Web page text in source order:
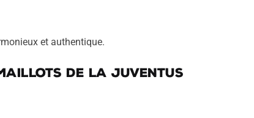
et authentique.
de la Juventus